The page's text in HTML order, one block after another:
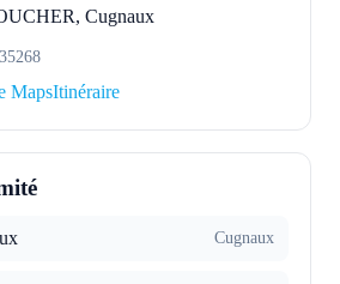
Cugnaux
MapsItinéraire
Cugnaux